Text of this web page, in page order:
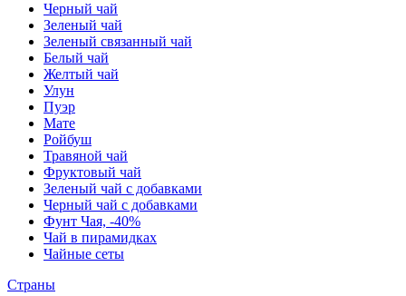
Черный чай
Зеленый чай
Зеленый связанный чай
Белый чай
Желтый чай
Улун
Пуэр
Мате
Ройбуш
Травяной чай
Фруктовый чай
Зеленый чай с добавками
Черный чай с добавками
Фунт Чая, -40%
Чай в пирамидках
Чайные сеты
Страны